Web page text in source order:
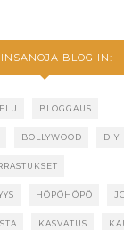
BLOGIIN:
BLOGGAUS
BOLLYWOOD DIY
HÖPÖHÖPÖ
KASVATUS